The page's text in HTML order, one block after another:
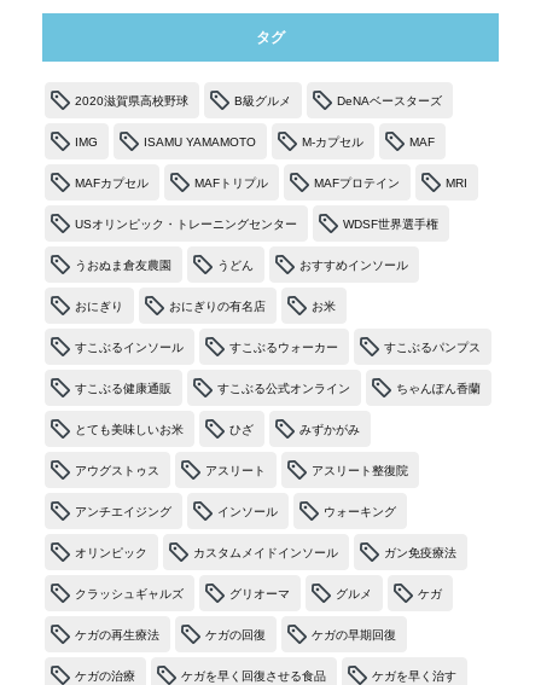
タグ
2020滋賀県高校野球 B級グルメ DeNAベースターズ
IMG ISAMU YAMAMOTO M-カプセル MAF
MAFカプセル MAFトリプル MAFプロテイン MRI
USオリンピック・トレーニングセンター WDSF世界選手権
うおぬま倉友農園 うどん おすすめインソール
おにぎり おにぎりの有名店 お米
すこぶるインソール すこぶるウォーカー すこぶるパンプス
すこぶる健康通販 すこぶる公式オンライン ちゃんぽん香蘭
とても美味しいお米 ひざ みずかがみ
アウグストゥス アスリート アスリート整復院
アンチエイジング インソール ウォーキング
オリンピック カスタムメイドインソール ガン免疫療法
クラッシュギャルズ グリオーマ グルメ ケガ
ケガの再生療法 ケガの回復 ケガの早期回復
ケガの治療 ケガを早く回復させる食品 ケガを早く治す